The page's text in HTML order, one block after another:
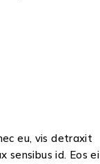
eu, vis detraxit
sensibus id. Eos ei